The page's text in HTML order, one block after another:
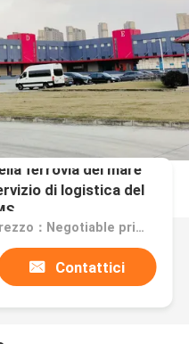
ferrovia del mare
di logistica del
Prezzo：Negotiable price
Contattici